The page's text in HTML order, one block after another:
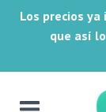
Los precios
que así